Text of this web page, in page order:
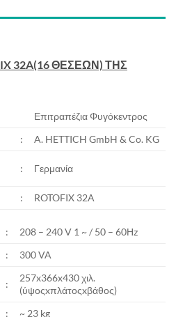
32A(16 ΘΕΣΕΩΝ) ΤΗΣ
Επιτραπέζια Φυγόκεντρος
:
A. HETTICH GmbH & Co. KG
: Γερμανία
: ROTOFIX 32A
:
208 – 240 V 1 ~ / 50 – 60Ηz
: 300 VA
:
257x366x430 χιλ.
(ύψοςxπλάτοςxβάθος)
: ~ 23 kg